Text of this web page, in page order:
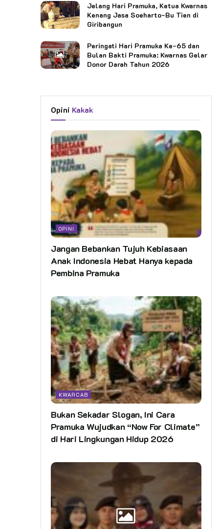
Jelang Hari Pramuka, Ketua Kwarnas
Kenang Jasa Soeharto-Bu Tien di
Giribangun
Peringati Hari Pramuka Ke-65 dan
Bulan Bakti Pramuka: Kwarnas Gelar
Donor Darah Tahun 2026
Opini Kakak
OPINI
Jangan Bebankan Tujuh Kebiasaan
Anak Indonesia Hebat Hanya kepada
Pembina Pramuka
KWARCAB
Bukan Sekadar Slogan, Ini Cara
Pramuka Wujudkan “Now For Climate”
di Hari Lingkungan Hidup 2026